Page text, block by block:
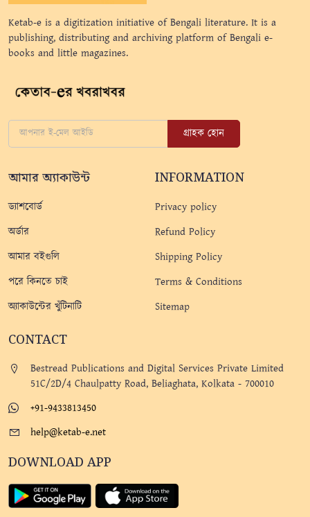
Ketab-e is a digitization initiative of Bengali literature. It is a
publishing, distributing and archiving platform of Bengali e-
books and little magazines.
গ্রাহক হোন
আমার অ্যাকাউন্ট
ড্যাশবোর্ড
অর্ডার
আমার বইগুলি
পরে কিনতে চাই
অ্যাকাউন্টের খুঁটিনাটি
INFORMATION
Privacy policy
Refund Policy
Shipping Policy
Terms & Conditions
Sitemap
CONTACT
Bestread Publications and Digital Services Private Limited
51C/2D/4 Chaulpatty Road, Beliaghata, Kolkata - 700010
+91-9433813450
help@ketab-e.net
DOWNLOAD APP